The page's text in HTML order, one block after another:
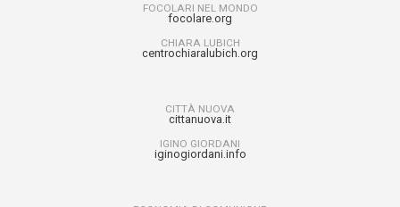
FOCOLARI NEL MONDO
focolare.org
CHIARA LUBICH
centrochiaralubich.org
CITTÀ NUOVA
cittanuova.it
IGINO GIORDANI
iginogiordani.info